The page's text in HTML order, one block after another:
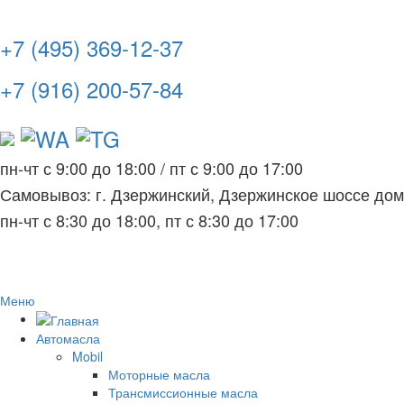
+7 (495) 369-12-37
+7 (916) 200-57-84
пн-чт с 9:00 до 18:00 / пт с 9:00 до 17:00
Самовывоз: г. Дзержинский, Дзержинское шоссе
пн-чт с 8:30 до 18:00, пт с 8:30 до 17:00
Меню
Автомасла
Mobil
Моторные масла
Трансмиссионные масла